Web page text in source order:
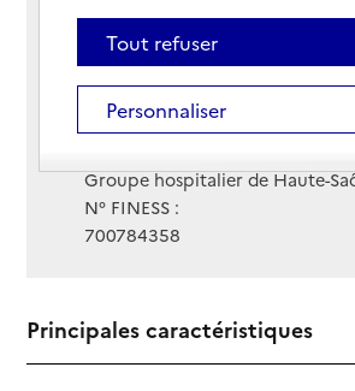
Voir itinéraire
Téléphone :
03 84 96 78 09
Site Internet
Site internet
Groupe hospitalier de Haute-
N° FINESS :
700784358
Principales caractéristiques
Tout refuser
Personnaliser